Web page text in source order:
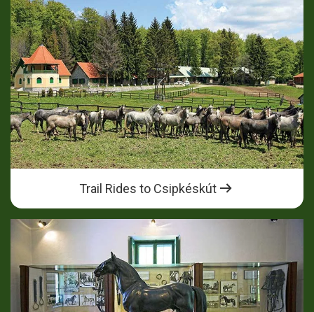
Trail Rides to Csipkéskút